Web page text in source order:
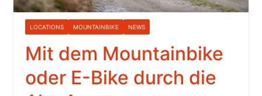
LOCATIONS MOUNTAINBIKE NEWS
Mit dem Mountainbike
oder E-Bike durch die